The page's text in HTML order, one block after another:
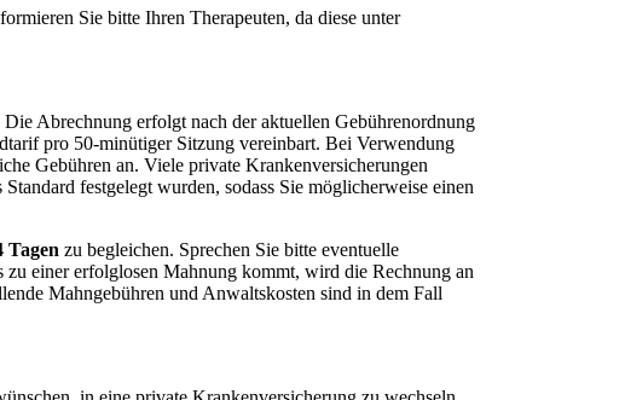
Sie bitte Ihren Therapeuten, da diese unter
Abrechnung erfolgt nach der aktuellen Gebührenordnung
pro 50-minütiger Sitzung vereinbart. Bei Verwendung
Gebühren an. Viele private Krankenversicherungen
festgelegt wurden, sodass Sie möglicherweise einen
Tagen zu begleichen. Sprechen Sie bitte eventuelle
einer erfolglosen Mahnung kommt, wird die Rechnung an
Mahngebühren und Anwaltskosten sind in dem Fall